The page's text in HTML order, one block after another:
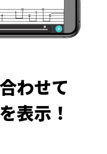
わせて
表示！